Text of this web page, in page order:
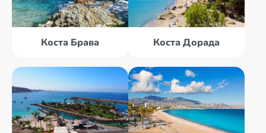
Коста Брава Коста Дорада